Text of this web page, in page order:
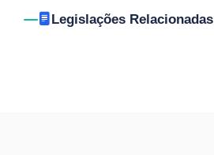
Legislações Relacionadas